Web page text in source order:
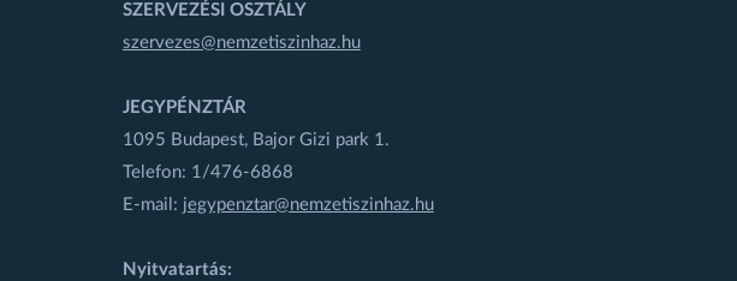
SZERVEZÉSI OSZTÁLY
szervezes@nemzetiszinhaz.hu
JEGYPÉNZTÁR
1095 Budapest, Bajor Gizi park 1.
Telefon: 1/476-6868
E-mail: jegypenztar@nemzetiszinhaz.hu
Nyitvatartás: